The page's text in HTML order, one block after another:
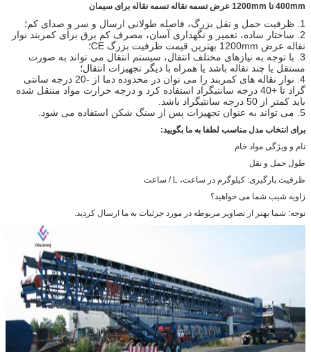
400mm تا 1200mm عرض تسمه نقاله تسمه نقاله برای سیمان
1. ظرفیت حمل و نقل بزرگ، فاصله طولانی ارسال و سر و صدای کم؛
2. ساختار ساده، تعمیر و نگهداری آسان، مصرف کم برق برای کمربند نوار
نقاله عرض 1200mm بهترین قیمت ظرفیت بزرگ CE؛
3. با توجه به نیازهای مختلف انتقال، سیستم انتقال می تواند به صورت
مستقل یا چند نقاله باشد یا همراه با دیگر تجهیزات انتقال؛
4. نوار نقاله های کمربند را می توان در محدوده دما از -20 درجه سانتی
گراد تا +40 درجه سانتیگراد استفاده کرد و درجه حرارت مواد منتقل شده
باید کمتر از 50 درجه سانتیگراد باشد.
5. می تواند به عنوان تجهیزات پس از سنگ شکن استفاده می شود.
برای انتخاب مدل مناسب لطفا به ما بگویید:
نام و ویژگی مواد خام
طول حمل و نقل
ظرفیت بارگیری: کیلوگرم در ساعت، L / ساعت
زاویه شیب شما می خواهید؟
توجه: شما بهتر از تصاویر مربوطه در مورد جزئیات به ما ارسال کردید.